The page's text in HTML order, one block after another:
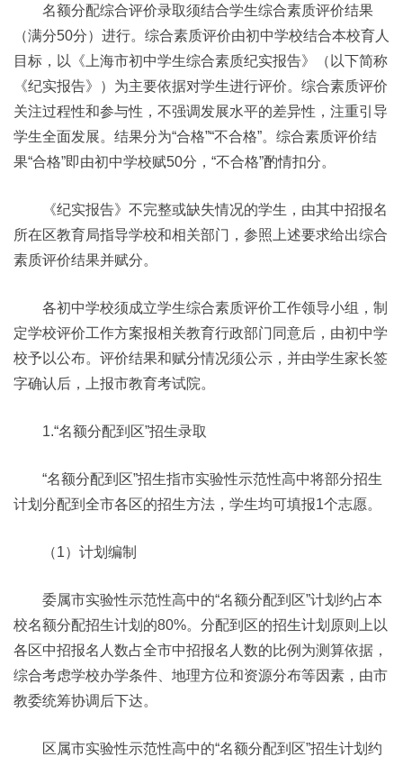
名额分配综合评价录取须结合学生综合素质评价结果
（满分50分）进行。综合素质评价由初中学校结合本校育人
目标，以《上海市初中学生综合素质纪实报告》（以下简称
《纪实报告》）为主要依据对学生进行评价。综合素质评价
关注过程性和参与性，不强调发展水平的差异性，注重引导
学生全面发展。结果分为“合格”“不合格”。综合素质评价结
果“合格”即由初中学校赋50分，“不合格”酌情扣分。
《纪实报告》不完整或缺失情况的学生，由其中招报名
所在区教育局指导学校和相关部门，参照上述要求给出综合
素质评价结果并赋分。
各初中学校须成立学生综合素质评价工作领导小组，制
定学校评价工作方案报相关教育行政部门同意后，由初中学
校予以公布。评价结果和赋分情况须公示，并由学生家长签
字确认后，上报市教育考试院。
1.“名额分配到区”招生录取
“名额分配到区”招生指市实验性示范性高中将部分招生
计划分配到全市各区的招生方法，学生均可填报1个志愿。
（1）计划编制
委属市实验性示范性高中的“名额分配到区”计划约占本
校名额分配招生计划的80%。分配到区的招生计划原则上以
各区中招报名人数占全市中招报名人数的比例为测算依据，
综合考虑学校办学条件、地理方位和资源分布等因素，由市
教委统筹协调后下达。
区属市实验性示范性高中的“名额分配到区”招生计划约